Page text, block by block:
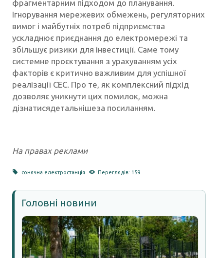
фрагментарним підходом до планування.
Ігнорування мережевих обмежень, регуляторних
вимог і майбутніх потреб підприємства
ускладнює приєднання до електромережі та
збільшує ризики для інвестиції. Саме тому
системне проєктування з урахуванням усіх
факторів є критично важливим для успішної
реалізації СЕС. Про те, як комплексний підхід
дозволяє уникнути цих помилок, можна
дізнатисядетальнішеза посиланням.
На правах реклами
сонячна електростанція Переглядів: 159
Головні новини